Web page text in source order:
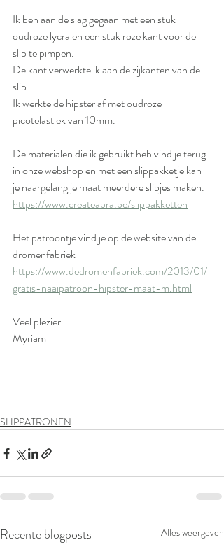
Ik ben aan de slag gegaan met een stuk
oudroze lycra en een stuk roze kant voor de
slip te pimpen.
De kant verwerkte ik aan de zijkanten van de
slip.
Ik werkte de hipster af met oudroze
picotelastiek van 10mm.
De materialen die ik gebruikt heb vind je terug
in onze webshop en met een slippakketje kan
je naargelang je maat meerdere slipjes maken.
https://www.createabra.be/slippakketten
Het patroontje vind je op de website van de
dromenfabriek
https://www.dedromenfabriek.com/2013/01/
gratis-naaipatroon-hipster-maat-m.html
Veel plezier
Myriam
SLIPPATRONEN
Recente blogposts Alles weergeven